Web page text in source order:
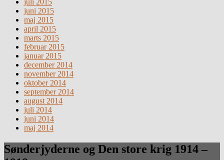
juni 2015
maj 2015
april 2015
marts 2015
februar 2015
januar 2015
december 2014
november 2014
oktober 2014
september 2014
august 2014
juli 2014
juni 2014
maj 2014
Sønderjyderne og Den store krig 1914 –